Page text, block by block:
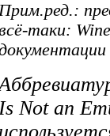
таки:
Not an